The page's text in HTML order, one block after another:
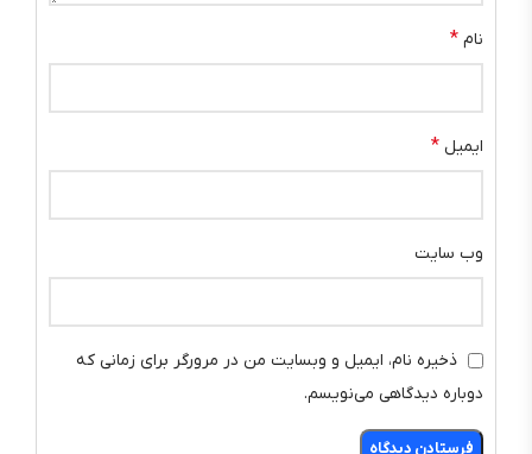
نام *
ایمیل *
وب‌ سایت
ذخیره نام، ایمیل و وبسایت من در مرورگر برای زمانی که
دوباره دیدگاهی می‌نویسم.